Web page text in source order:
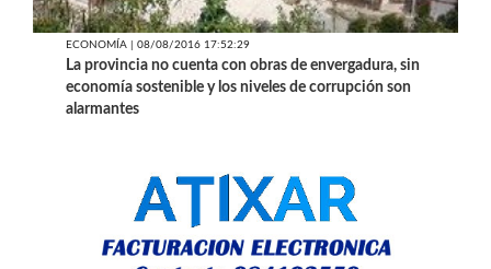
ECONOMÍA | 08/08/2016 17:52:29
La provincia no cuenta con obras de envergadura, sin
economía sostenible y los niveles de corrupción son
alarmantes